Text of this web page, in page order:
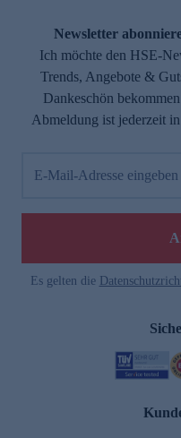
Newsletter
Ich möchte den HSE-
Trends, Angebote &
Dankeschön
Abmeldung ist jederzeit
E-Mail-Adresse eingeben
Es gelten die